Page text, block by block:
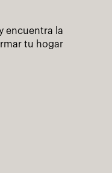
encuentra la
tu hogar